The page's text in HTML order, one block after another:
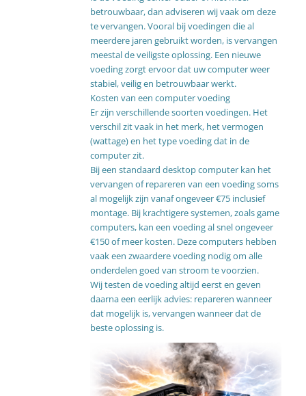
betrouwbaar, dan adviseren wij vaak om deze
te vervangen. Vooral bij voedingen die al
meerdere jaren gebruikt worden, is vervangen
meestal de veiligste oplossing. Een nieuwe
voeding zorgt ervoor dat uw computer weer
stabiel, veilig en betrouwbaar werkt.
Kosten van een computer voeding
Er zijn verschillende soorten voedingen. Het
verschil zit vaak in het merk, het vermogen
(wattage) en het type voeding dat in de
computer zit.
Bij een standaard desktop computer kan het
vervangen of repareren van een voeding soms
al mogelijk zijn vanaf ongeveer €75 inclusief
montage. Bij krachtigere systemen, zoals game
computers, kan een voeding al snel ongeveer
€150 of meer kosten. Deze computers hebben
vaak een zwaardere voeding nodig om alle
onderdelen goed van stroom te voorzien.
Wij testen de voeding altijd eerst en geven
daarna een eerlijk advies: repareren wanneer
dat mogelijk is, vervangen wanneer dat de
beste oplossing is.